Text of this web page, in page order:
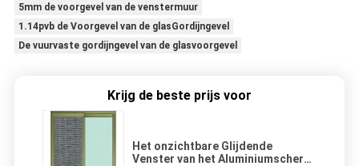
5mm de voorgevel van de venstermuur
1.14pvb de Voorgevel van de glasGordijngevel
De vuurvaste gordijngevel van de glasvoorgevel
Krijg de beste prijs voor
Het onzichtbare Glijdende
Venster van het Aluminiumscherm